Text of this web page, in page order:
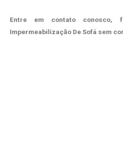
Entre em contato conosco,
Impermeabilização De Sofá sem